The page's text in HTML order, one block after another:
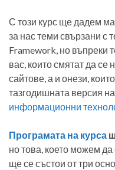
С този курс ще дадем
за нас теми свързани с
Framework, но въпреки
вас, които смятат да се
сайтове, а и онези,
тазгодишната версия
информационни
Програмата на курса
но това, което можем да
ще се състои от три